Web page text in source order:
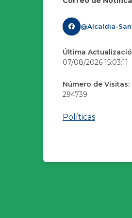
@Alcaldia-
Última
07/08/2026 15:03:11
Número de Visitas:
294739
Políticas